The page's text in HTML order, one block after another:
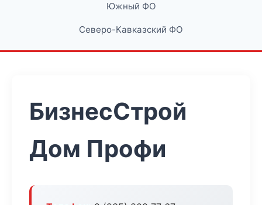
Южный ФО
Северо-Кавказский ФО
БизнесСтрой
Дом Профи